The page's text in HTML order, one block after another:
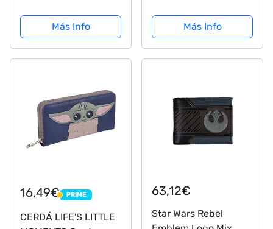
Marrón Cartera
Más Info
Más Info
16,49€ PRIME
PRIME
CERDÁ LIFE'S LITTLE
63,12€
Star Wars Rebel